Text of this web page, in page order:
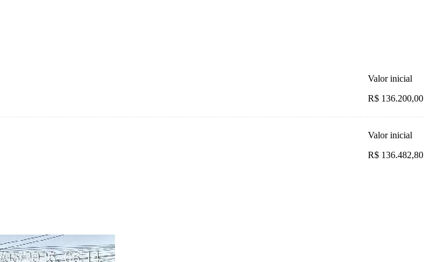
Valor inicial
R$ 136.200,00
Valor inicial
R$ 136.482,80